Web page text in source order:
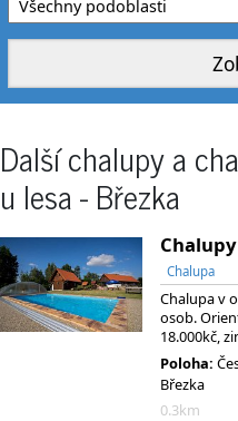
Další chalupy a
u lesa - Březka
Chalupa
Chalupa v
osob.
18.000kč,
Poloha:
Březka
0.3km